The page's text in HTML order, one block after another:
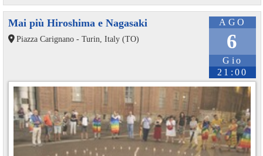
AGO
6
Gio
21:00
Mai più Hiroshima e Nagasaki
Piazza Carignano - Turin, Italy (TO)